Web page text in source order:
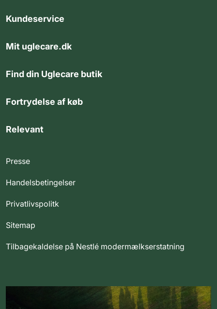
Kundeservice
Mit uglecare.dk
Find din Uglecare butik
Fortrydelse af køb
Relevant
Presse
Handelsbetingelser
Privatlivspolitk
Sitemap
Tilbagekaldelse på Nestlé modermælkserstatning